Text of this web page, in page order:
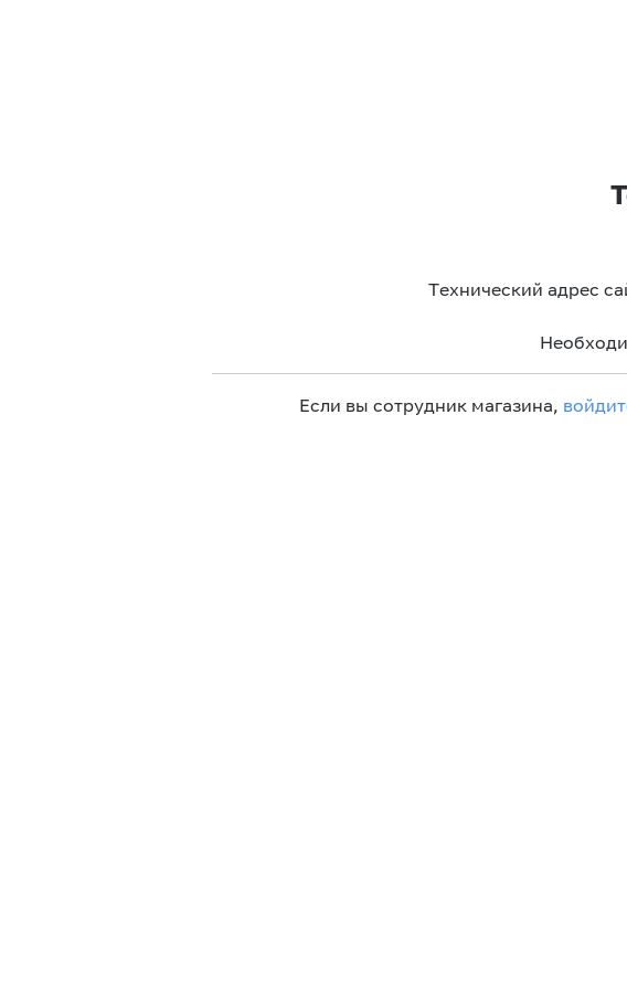
Технический адрес
Если вы сотрудник магазина,